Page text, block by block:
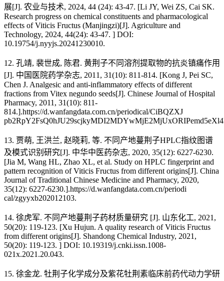
展[J]. 农业与技术, 2024, 44 (24): 43-47. [Li JY, Wei ZS, Cai SK.
Research progress on chemical constituents and pharmacological
effects of Viticis Fructus (Manjingzi)[J]. Agriculture and
Technology, 2024, 44(24): 43-47. ] DOI:
10.19754/j.nyyjs.20241230010.
12. 孔靖, 裴世成, 陈君. 黄荆子不同溶剂提取物的抗炎镇痛作用
[J]. 中国医院药学杂志, 2011, 31(10): 811-814. [Kong J, Pei SC,
Chen J. Analgesic and anti-inflammatory effects of different
fractions from Vitex negundo seeds[J]. Chinese Journal of Hospital
Pharmacy, 2011, 31(10): 811-
814.].https://d.wanfangdata.com.cn/periodical/CiBQZXJ
13. 贾萌, 王洪兰, 赵晓莉, 等. 不同产地蔓荆子HPLC指纹图谱
及模式识别研究[J]. 中华中医药杂志, 2020, 35(12): 6227-6230.
[Jia M, Wang HL, Zhao XL, et al. Study on HPLC fingerprint and
pattern recognition of Viticis Fructus from different origins[J]. China
Journal of Traditional Chinese Medicine and Pharmacy, 2020,
35(12): 6227-6230.].https://d.wanfangdata.com.cn/periodi
cal/zgyyxb202012103.
14. 徐虎军. 不同产地蔓荆子药材质量研究 [J]. 山东化工, 2021,
50(20): 119-123. [Xu Hujun. A quality research of Viticis Fructus
from different origins[J]. Shandong Chemical Industry, 2021,
50(20): 119-123. ] DOI: 10.19319/j.cnki.issn.1008-
021x.2021.20.043.
15. 徐金龙. 牡荆子化学成分及紫花牡荆素临床前药代动力学研